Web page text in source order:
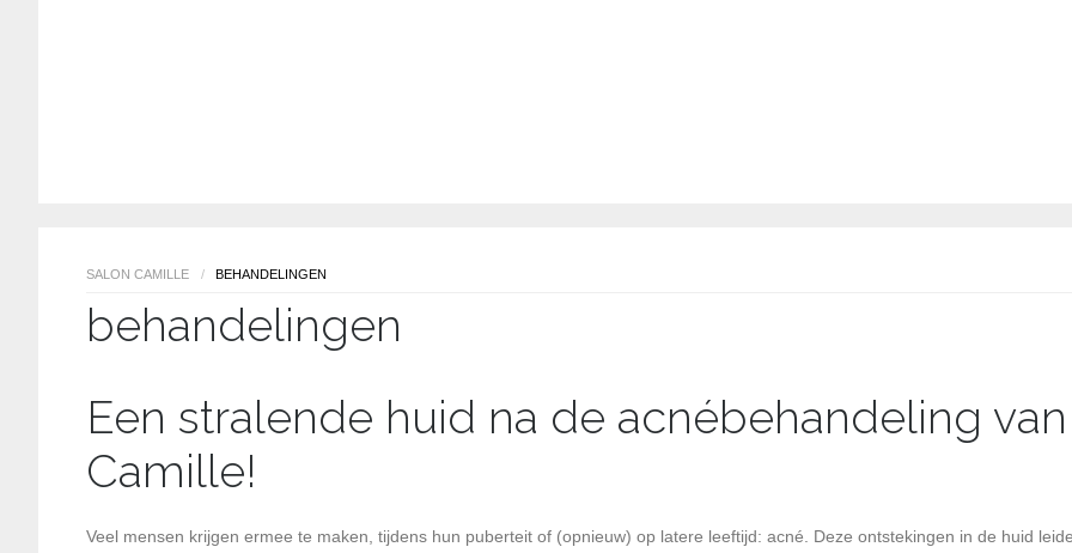
SALON CAMILLE / BEHANDELINGEN
behandelingen
Een stralende huid na de acnébehandeling van
Camille!
Veel mensen krijgen ermee te maken, tijdens hun puberteit of (opnieuw) op latere leeftijd: acné. Deze ontstekingen in de huid